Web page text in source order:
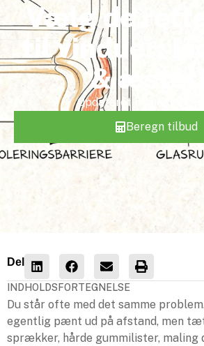
Vælg de
til vinduer:
&
Opdateret
Beregn tilbud
Del
INDHOLDSFORTEGNELSE
Du står ofte med det samme
egentlig pænt ud på afstand, men
sprækker, hårde gummilister, maling